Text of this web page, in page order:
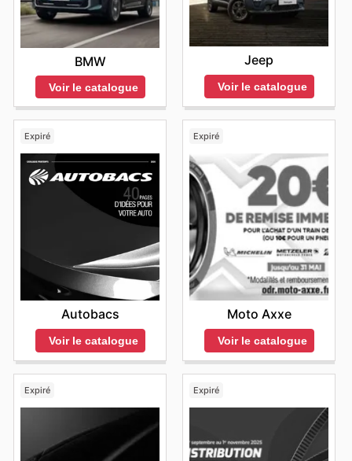
BMW
Voir le catalogue
Jeep
Voir le catalogue
Expiré
Autobacs
Voir le catalogue
Expiré
Moto Axxe
Voir le catalogue
Expiré Expiré